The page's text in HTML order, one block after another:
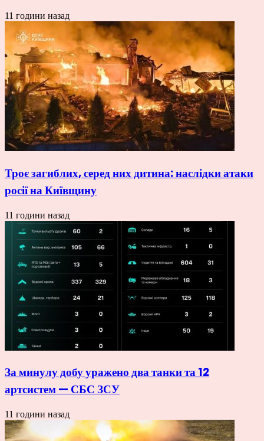
11 години назад
Троє загиблих, серед них дитина: наслідки атаки
росії на Київщину
11 години назад
За минулу добу уражено два танки та 12
артсистем — СБС ЗСУ
11 години назад